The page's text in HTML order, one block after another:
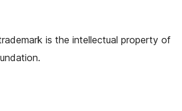
is the intellectual property of